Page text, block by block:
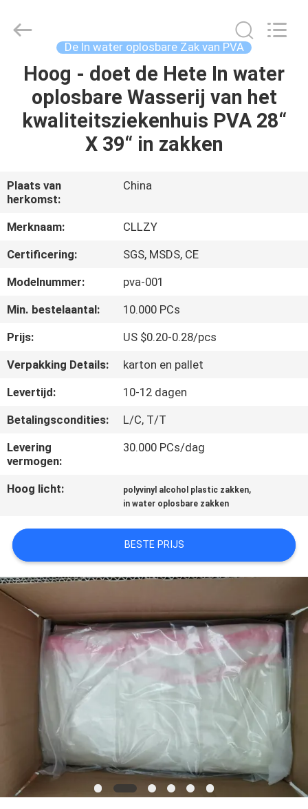
THUIS
PRODUCTEN
ONS
FABRIEKSTOCHT
KWALITEITSCONTROLE
NIEUWS
VRAAG
EEN
SITEMAP
PRIVACY
Greencradleland
Macromolecule
De In water oplosbare Zak van PVA
Hoog - doet de Hete In water
oplosbare Wasserij van het
kwaliteitsziekenhuis PVA 28“
X 39“ in zakken
Plaats van
herkomst:
China
Merknaam:
CLLZY
Certificering:
SGS, MSDS, CE
Modelnummer:
pva-001
Min. bestelaantal:
10.000 PCs
Prijs:
US $0.20-0.28/pcs
Verpakking Details:
karton en pallet
Levertijd:
10-12 dagen
Betalingscondities:
L/C, T/T
Levering
vermogen:
30.000 PCs/dag
Hoog licht: polyvinyl alcohol plastic zakken,
in water oplosbare zakken
BESTE PRIJS